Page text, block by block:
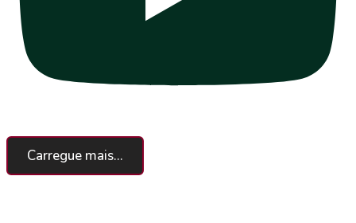
Carregue mais...